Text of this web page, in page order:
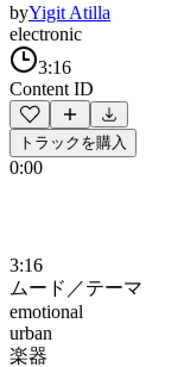
byYigit Atilla
electronic
3:16
Content ID
トラックを購入
0:00
3:16
ムード／テーマ
emotional
urban
楽器